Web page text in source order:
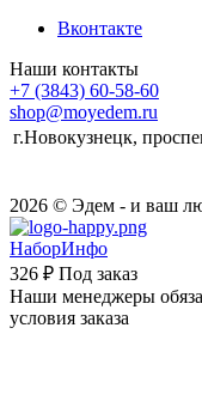
Вконтакте
Наши контакты
+7 (3843) 60-58-60
shop@moyedem.ru
г.Новокузнецк,
2026 © Эдем - и ваш
НаборИнфо
326 ₽ Под заказ
Наши менеджеры
условия заказа